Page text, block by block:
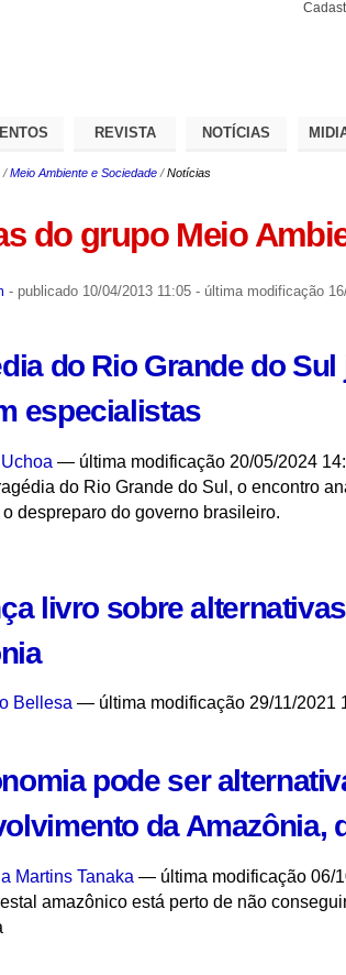
REVISTA NOTÍCIAS
/Meio Ambiente e Sociedade /Notícias
do grupo Meio
- publicado10/04/2013 11:05 - última modificação
do Rio Grande do
especialistas
— última modificação 20/05/2024
do Rio Grande do Sul, o encontro
despreparo do governo brasileiro.
livro sobre
Bellesa — última modificação 29/11/2021
pode ser
da Amazônia,
Martins Tanaka — última modificação 06/
amazônico está perto de não